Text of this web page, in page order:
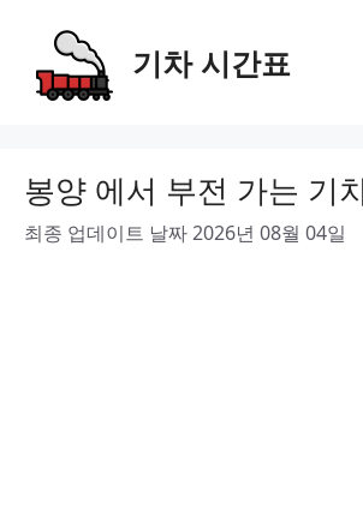
content
기차 시간표
봉양 에서 부전 가는 기
최종 업데이트 날짜 2026년 08월 04일